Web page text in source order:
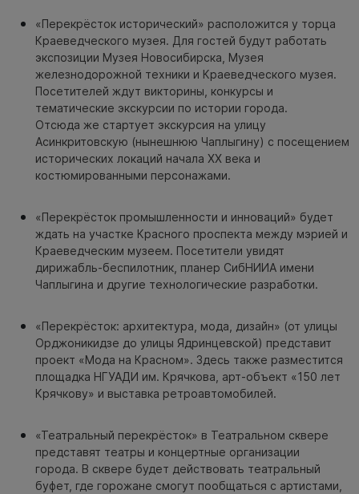
«Перекрёсток исторический» расположится у торца
Краеведческого музея. Для гостей будут работать
экспозиции Музея Новосибирска, Музея
железнодорожной техники и Краеведческого музея.
Посетителей ждут викторины, конкурсы и
тематические экскурсии по истории города.
Отсюда же стартует экскурсия на улицу
Асинкритовскую (нынешнюю Чаплыгину) с посещением
исторических локаций начала XX века и
костюмированными персонажами.
«Перекрёсток промышленности и инноваций» будет
ждать на участке Красного проспекта между мэрией и
Краеведческим музеем. Посетители увидят
дирижабль-беспилотник, планер СибНИИА имени
Чаплыгина и другие технологические разработки.
«Перекрёсток: архитектура, мода, дизайн» (от улицы
Орджоникидзе до улицы Ядринцевской) представит
проект «Мода на Красном». Здесь также разместится
площадка НГУАДИ им. Крячкова, арт-объект «150 лет
Крячкову» и выставка ретроавтомобилей.
«Театральный перекрёсток» в Театральном сквере
представят театры и концертные организации
города. В сквере будет действовать театральный
буфет, где горожане смогут пообщаться с артистами,